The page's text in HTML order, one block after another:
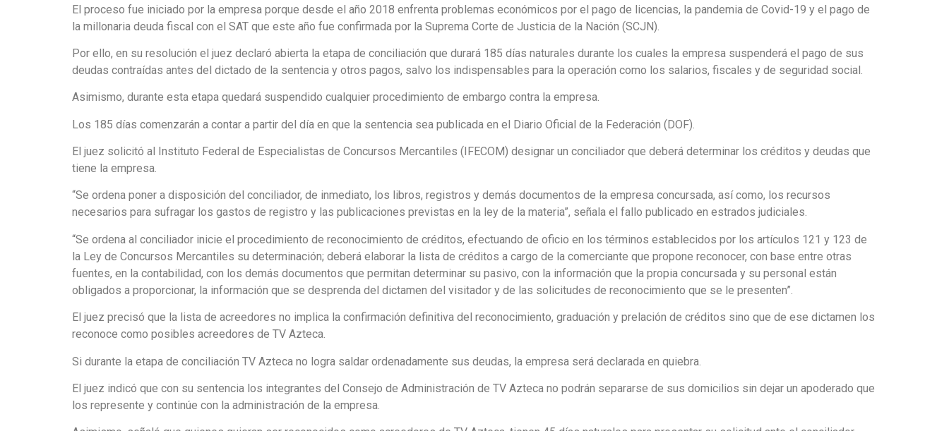
El proceso fue iniciado por la empresa porque desde el año 2018 enfrenta problemas económicos por el pago de licencias, la pandemia de Covid-19 y el pago de
la millonaria deuda fiscal con el SAT que este año fue confirmada por la Suprema Corte de Justicia de la Nación (SCJN).
Por ello, en su resolución el juez declaró abierta la etapa de conciliación que durará 185 días naturales durante los cuales la empresa suspenderá el pago de sus
deudas contraídas antes del dictado de la sentencia y otros pagos, salvo los indispensables para la operación como los salarios, fiscales y de seguridad social.
Asimismo, durante esta etapa quedará suspendido cualquier procedimiento de embargo contra la empresa.
Los 185 días comenzarán a contar a partir del día en que la sentencia sea publicada en el Diario Oficial de la Federación (DOF).
El juez solicitó al Instituto Federal de Especialistas de Concursos Mercantiles (IFECOM) designar un conciliador que deberá determinar los créditos y deudas que
tiene la empresa.
“Se ordena poner a disposición del conciliador, de inmediato, los libros, registros y demás documentos de la empresa concursada, así como, los recursos
necesarios para sufragar los gastos de registro y las publicaciones previstas en la ley de la materia”, señala el fallo publicado en estrados judiciales.
“Se ordena al conciliador inicie el procedimiento de reconocimiento de créditos, efectuando de oficio en los términos establecidos por los artículos 121 y 123 de
la Ley de Concursos Mercantiles su determinación; deberá elaborar la lista de créditos a cargo de la comerciante que propone reconocer, con base entre otras
fuentes, en la contabilidad, con los demás documentos que permitan determinar su pasivo, con la información que la propia concursada y su personal están
obligados a proporcionar, la información que se desprenda del dictamen del visitador y de las solicitudes de reconocimiento que se le presenten”.
El juez precisó que la lista de acreedores no implica la confirmación definitiva del reconocimiento, graduación y prelación de créditos sino que de ese dictamen los
reconoce como posibles acreedores de TV Azteca.
Si durante la etapa de conciliación TV Azteca no logra saldar ordenadamente sus deudas, la empresa será declarada en quiebra.
El juez indicó que con su sentencia los integrantes del Consejo de Administración de TV Azteca no podrán separarse de sus domicilios sin dejar un apoderado que
los represente y continúe con la administración de la empresa.